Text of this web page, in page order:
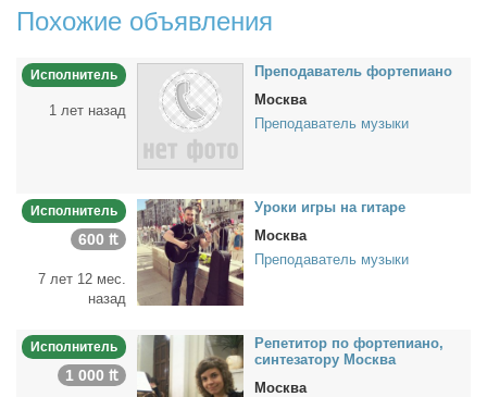
Похожие объявления
Исполнитель
1 лет назад
Пре­по­да­ва­тель фор­те­пи­а­но
Москва
Преподаватель музыки
Исполнитель
600 ₶
7 лет 12 мес.
назад
Уро­ки иг­ры на ги­та­ре
Москва
Преподаватель музыки
Исполнитель
1 000 ₶
Ре­пе­ти­тор по фор­те­пи­а­но,
син­те­за­то­ру Москва
Москва